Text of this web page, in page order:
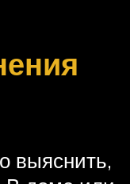
выяснить,